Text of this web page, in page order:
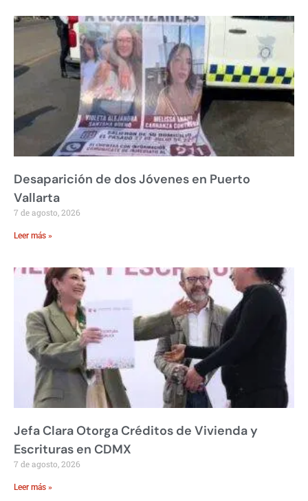
Desaparición de dos Jóvenes en Puerto
Vallarta
7 de agosto, 2026
Leer más »
Jefa Clara Otorga Créditos de Vivienda y
Escrituras en CDMX
7 de agosto, 2026
Leer más »